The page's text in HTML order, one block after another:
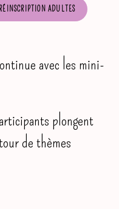
ADULTES
avec les mini-
plongent
de thèmes